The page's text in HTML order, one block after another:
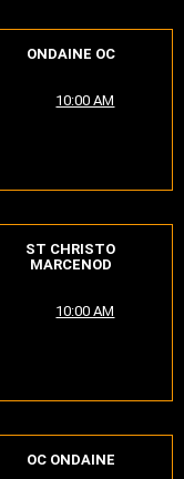
ONDAINE OC
10:00 AM
ST CHRISTO
MARCENOD
10:00 AM
OC ONDAINE